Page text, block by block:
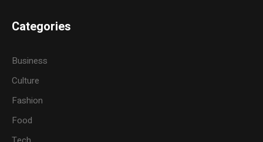
Categories
Business
Culture
Fashion
Food